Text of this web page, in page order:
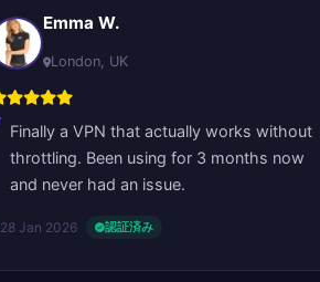
Emma W.
London, UK
Finally a VPN that actually works without
throttling. Been using for 3 months now
and never had an issue.
28 Jan 2026 認証済み